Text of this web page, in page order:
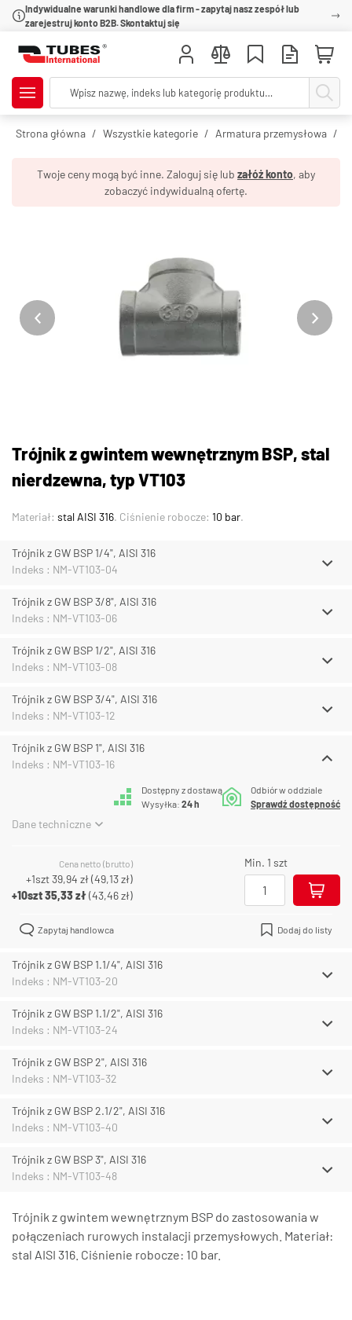
Indywidualne warunki handlowe dla firm - zapytaj nasz zespół lub
zarejestruj konto B2B. Skontaktuj się
Strona główna Wszystkie kategorie Armatura przemysłowa
Twoje ceny mogą być inne. Zaloguj się lub załóż konto, aby
zobaczyć indywidualną ofertę.
Trójnik z gwintem wewnętrznym BSP, stal
nierdzewna, typ VT103
Materiał: stal AISI 316. Ciśnienie robocze: 10 bar.
Trójnik z GW BSP 1/4", AISI 316
Indeks : NM-VT103-04
Trójnik z GW BSP 3/8", AISI 316
Indeks : NM-VT103-06
Trójnik z GW BSP 1/2", AISI 316
Indeks : NM-VT103-08
Trójnik z GW BSP 3/4", AISI 316
Indeks : NM-VT103-12
Trójnik z GW BSP 1", AISI 316
Indeks : NM-VT103-16
Dostępny z dostawą
Wysyłka: 24 h
Odbiór w oddziale
Sprawdź dostępność
Dane techniczne
Cena netto (brutto)
+1szt39,94 zł(49,13 zł)
+10szt35,33 zł(43,46 zł)
Min. 1 szt
Zapytaj handlowca Dodaj do listy
Trójnik z GW BSP 1.1/4", AISI 316
Indeks : NM-VT103-20
Trójnik z GW BSP 1.1/2", AISI 316
Indeks : NM-VT103-24
Trójnik z GW BSP 2", AISI 316
Indeks : NM-VT103-32
Trójnik z GW BSP 2.1/2", AISI 316
Indeks : NM-VT103-40
Trójnik z GW BSP 3", AISI 316
Indeks : NM-VT103-48
Trójnik z gwintem wewnętrznym BSP do zastosowania w
połączeniach rurowych instalacji przemysłowych. Materiał:
stal AISI 316. Ciśnienie robocze: 10 bar.